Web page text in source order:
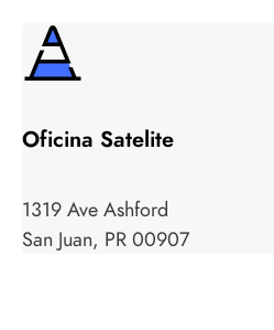
Oficina Satelite
1319 Ave Ashford
San Juan, PR 00907